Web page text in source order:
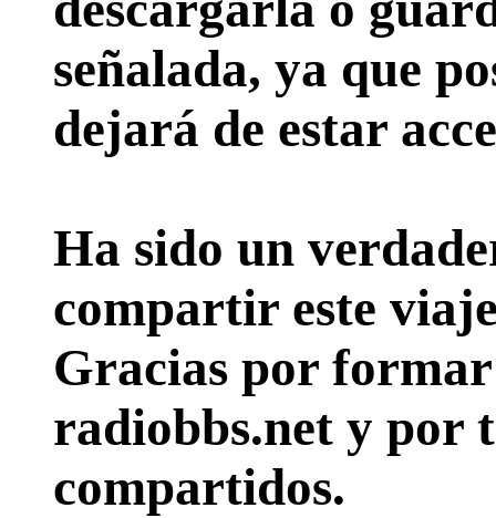
señalada, ya que
dejará de estar
Ha sido un
compartir este
Gracias por
radiobbs.net y por
compartidos.